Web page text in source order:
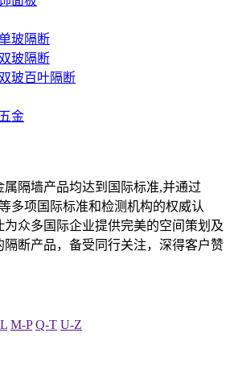
玻隔断
玻隔断
玻百叶隔断
金
属隔墙产品均达到国际标准,并通过
多项国际标准和检测机构的权威认
为众多国际企业提供完美的空间策划及
隔断产品，备受同行关注，深得客户赞
M-P Q-T U-Z